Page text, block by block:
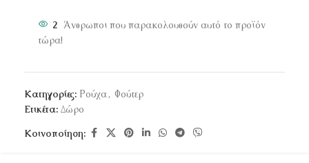
2 Άνθρωποι που παρακολουθούν αυτό το προϊόν
τώρα!
Κατηγορίες: Ρούχα, Φούτερ
Ετικέτα: Δώρο
Κοινοποίηση: